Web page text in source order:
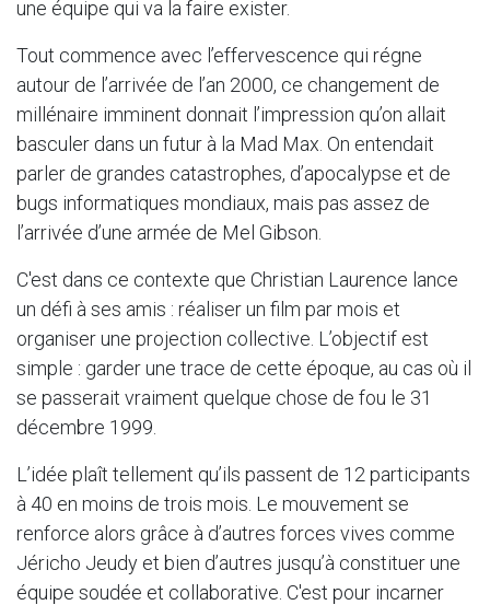
une équipe qui va la faire exister.
Tout commence avec l’effervescence qui régne
autour de l’arrivée de l’an 2000, ce changement de
millénaire imminent donnait l’impression qu’on allait
basculer dans un futur à la Mad Max. On entendait
parler de grandes catastrophes, d’apocalypse et de
bugs informatiques mondiaux, mais pas assez de
l’arrivée d’une armée de Mel Gibson.
C'est dans ce contexte que Christian Laurence lance
un défi à ses amis : réaliser un film par mois et
organiser une projection collective. L’objectif est
simple : garder une trace de cette époque, au cas où il
se passerait vraiment quelque chose de fou le 31
décembre 1999.
L’idée plaît tellement qu’ils passent de 12 participants
à 40 en moins de trois mois. Le mouvement se
renforce alors grâce à d’autres forces vives comme
Jéricho Jeudy et bien d’autres jusqu’à constituer une
équipe soudée et collaborative. C'est pour incarner